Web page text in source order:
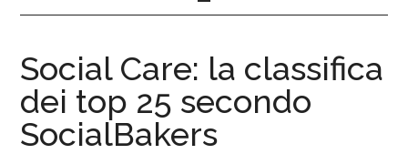
Social Care: la classifica
dei top 25 secondo
SocialBakers